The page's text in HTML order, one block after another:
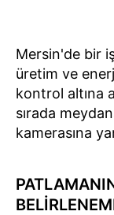
Mersin'de bir
üretim ve
kontrol altına
sırada
kamerasına